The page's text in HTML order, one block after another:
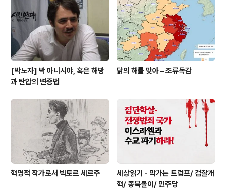
일, 군사작전에서 사망한 사람들을 기리는 날로 매년 5월
마지막 주 월요일이다) 연휴를 맞아 ..
[박노자] 박 아니시야, 혹은 해방
과 탄압의 변증법
닭의 해를 맞아 – 조류독감
혁명적 작가로서 빅토르 세르주
세상읽기 - 막가는 트럼프/ 검찰개
혁/ 종북몰이/ 민주당